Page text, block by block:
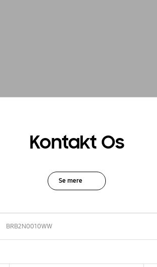
Kontakt Os
Se mere
BRB2N0010WW